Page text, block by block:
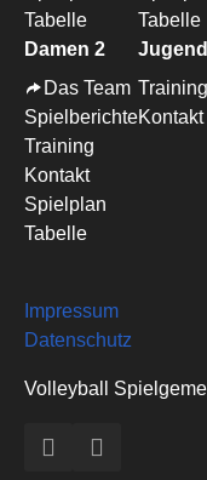
Tabelle
Tabelle
Damen 2
Das Team
Spielberichte
Training
Kontakt
Spielplan
Tabelle
Jugend
Training
Kontakt
Impressum
Datenschutz
Volleyball
FacebookInstagram